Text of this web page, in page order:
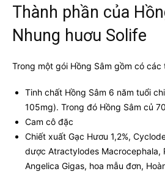
Thành phần của
Nhung huơu Solife
Trong một gói Hồng Sâm gồm có các
Tinh chất Hồng Sâm 6 năm tuổi
105mg). Trong đó Hồng Sâm củ
Cam cô đặc
Chiết xuất Gạc Hươu 1,2%,
dược Atractylodes Macrocephala,
Angelica Gigas, hoa mẫu đơn,